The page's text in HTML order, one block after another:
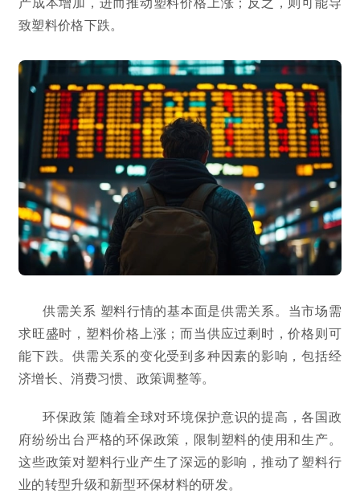
致塑料价格下跌。
供需关系 塑料行情的基本面是供需关系。当市场需
求旺盛时，塑料价格上涨；而当供应过剩时，价格则可
能下跌。供需关系的变化受到多种因素的影响，包括经
济增长、消费习惯、政策调整等。
环保政策 随着全球对环境保护意识的提高，各国政
府纷纷出台严格的环保政策，限制塑料的使用和生产。
这些政策对塑料行业产生了深远的影响，推动了塑料行
业的转型升级和新型环保材料的研发。